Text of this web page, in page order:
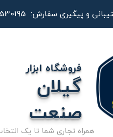
و پیگیری سفارش:01344530195 - 09111843948
گیلان
صنعت
فروشگاه ابزار
همراه تجاری شما تا یک